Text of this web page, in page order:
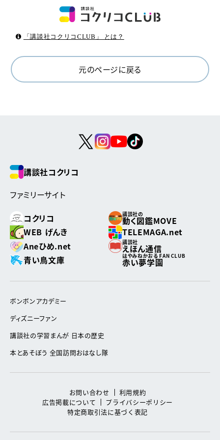
「講談社コクリコCLUB」 とは？
元のページに戻る
講談社コクリコ
ファミリーサイト
コクリコ
講談社の
動く図鑑MOVE
WEB げんき
TELEMAGA.net
Aneひめ.net
講談社
えほん通信
青い鳥文庫
はやみねかおる FAN CLUB
赤い夢学園
ボンボンアカデミー
ディズニーファン
講談社の学習まんが 日本の歴史
本とあそぼう 全国訪問おはなし隊
お問い合わせ
利用規約
広告掲載について
プライバシーポリシー
特定商取引法に基づく表記